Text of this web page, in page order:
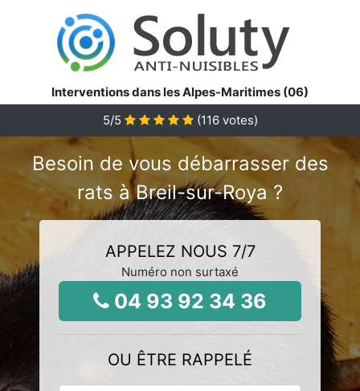
Interventions dans les Alpes-Maritimes (06)
5/5 (116votes)
Besoin de vous débarrasser des
rats à Breil-sur-Roya ?
APPELEZ NOUS 7/7
Numéro non surtaxé
04 93 92 34 36
OU ÊTRE RAPPELÉ